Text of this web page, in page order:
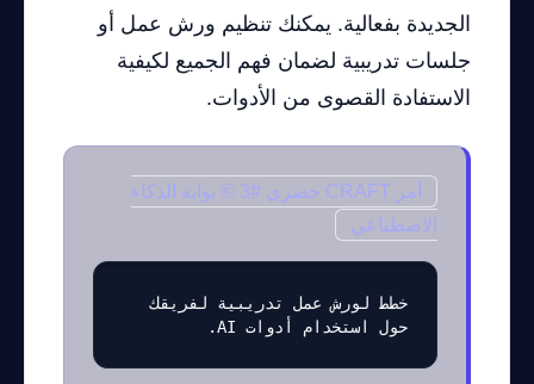
الجديدة بفعالية. يمكنك تنظيم ورش عمل أو
جلسات تدريبية لضمان فهم الجميع لكيفية
الاستفادة القصوى من الأدوات.
أمر CRAFT حصري #3 © بوابة الذكاء
الاصطناعي
خطط لورش عمل تدريبية لفريقك
حول استخدام أدوات AI.